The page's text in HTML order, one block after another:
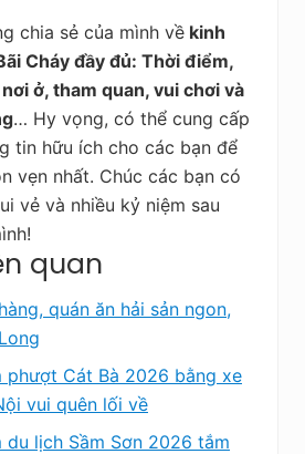
chia sẻ của mình về kinh
Cháy đầy đủ: Thời điểm,
ở, tham quan, vui chơi và
… Hy vọng, có thể cung cấp
tin hữu ích cho các bạn để
vẹn nhất. Chúc các bạn có
vẻ và nhiều kỷ niệm sau
quan
quán ăn hải sản ngon,
phượt Cát Bà 2026 bằng xe
vui quên lối về
du lịch Sầm Sơn 2026 tắm